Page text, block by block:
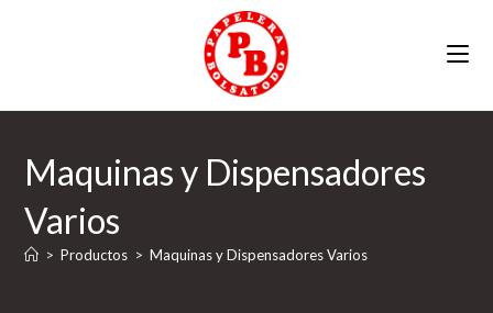
Maquinas y Dispensadores
Varios
> Productos > Maquinas y Dispensadores Varios